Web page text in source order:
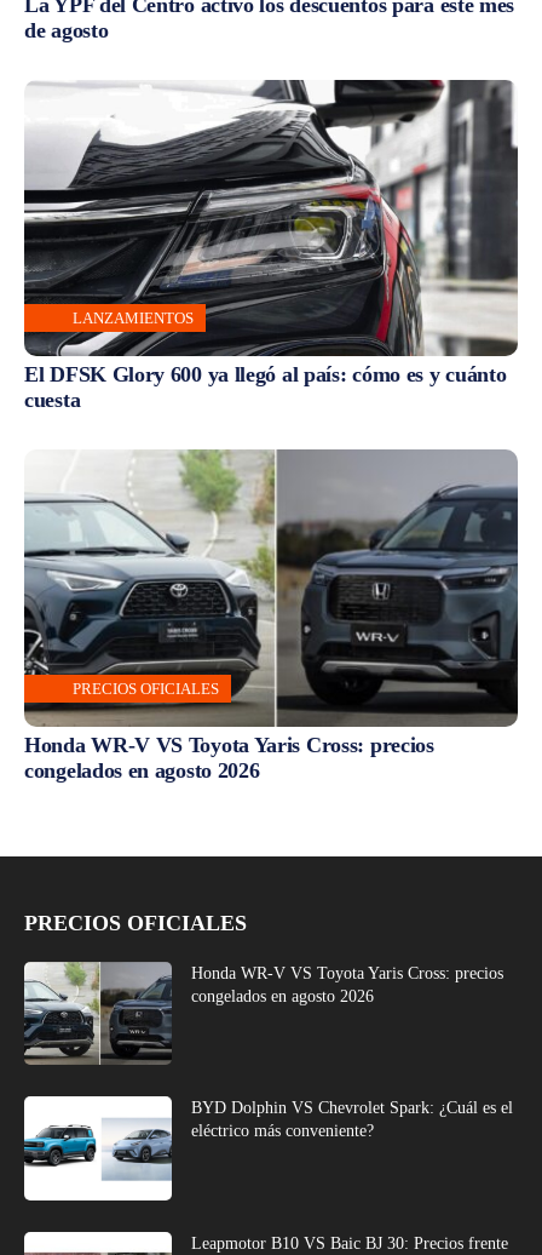
de agosto
LANZAMIENTOS
El DFSK Glory 600 ya llegó al país: cómo es y cuánto
cuesta
PRECIOS OFICIALES
Honda WR-V VS Toyota Yaris Cross: precios
congelados en agosto 2026
PRECIOS OFICIALES
Honda WR-V VS Toyota Yaris Cross: precios
congelados en agosto 2026
BYD Dolphin VS Chevrolet Spark: ¿Cuál es el
eléctrico más conveniente?
Leapmotor B10 VS Baic BJ 30: Precios frente